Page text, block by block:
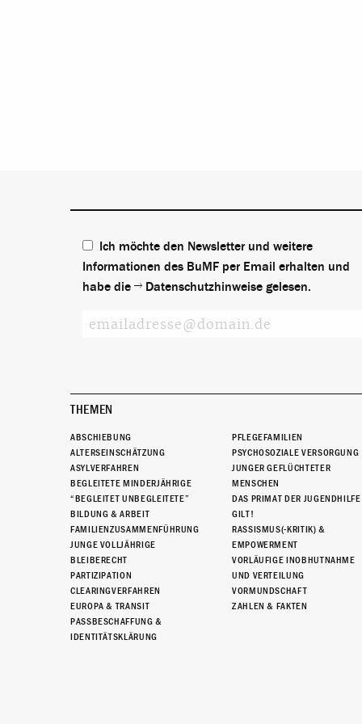
Ich möchte den Newsletter und weitere
Informationen des BuMF per Email erhalten und
habe die
Datenschutzhinweise gelesen.
THEMEN
ABSCHIEBUNG
ALTERSEINSCHÄTZUNG
ASYLVERFAHREN
BEGLEITETE MINDERJÄHRIGE
“BEGLEITET UNBEGLEITETE”
BILDUNG & ARBEIT
FAMILIENZUSAMMENFÜHRUNG
JUNGE VOLLJÄHRIGE
BLEIBERECHT
PARTIZIPATION
CLEARINGVERFAHREN
EUROPA & TRANSIT
PASSBESCHAFFUNG &
IDENTITÄTSKLÄRUNG
PFLEGEFAMILIEN
PSYCHOSOZIALE VERSORGUNG
JUNGER GEFLÜCHTETER
MENSCHEN
DAS PRIMAT DER JUGENDHILFE
GILT!
RASSISMUS(-KRITIK) &
EMPOWERMENT
VORLÄUFIGE INOBHUTNAHME
UND VERTEILUNG
VORMUNDSCHAFT
ZAHLEN & FAKTEN